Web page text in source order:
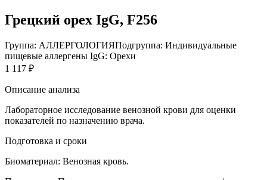
Грецкий орех IgG, F256
Группа: АЛЛЕРГОЛОГИЯПодгруппа: Индивидуальные
пищевые аллергены IgG: Орехи
1 117 ₽
Описание анализа
Лабораторное исследование венозной крови для оценки
показателей по назначению врача.
Подготовка и сроки
Биоматериал: Венозная кровь.